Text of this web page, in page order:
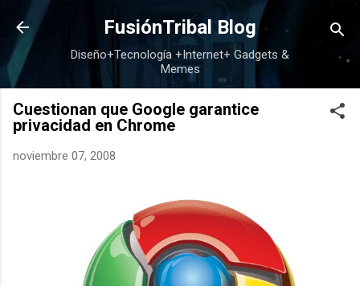
Ir al contenido principal
FusiónTribal Blog
Diseño+Tecnología +Internet+ Gadgets &
Memes
Cuestionan que Google garantice
privacidad en Chrome
noviembre 07, 2008